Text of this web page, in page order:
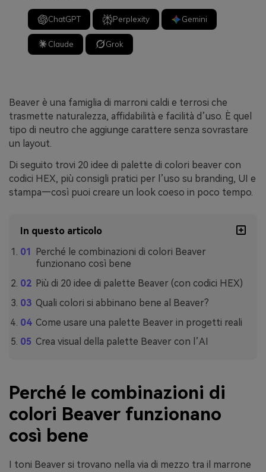
ChatGPT Perplexity Gemini
Claude Grok
Beaver è una famiglia di marroni caldi e terrosi che
trasmette naturalezza, affidabilità e facilità d’uso. È quel
tipo di neutro che aggiunge carattere senza sovrastare
un layout.
Di seguito trovi 20 idee di palette di colori beaver con
codici HEX, più consigli pratici per l’uso su branding, UI e
stampa—così puoi creare un look coeso in poco tempo.
In questo articolo
Perché le combinazioni di colori Beaver
funzionano così bene
Più di 20 idee di palette Beaver (con codici HEX)
Quali colori si abbinano bene al Beaver?
Come usare una palette Beaver in progetti reali
Crea visual della palette Beaver con l’AI
Perché le combinazioni di
colori Beaver funzionano
così bene
I toni Beaver si trovano nella via di mezzo tra il marrone